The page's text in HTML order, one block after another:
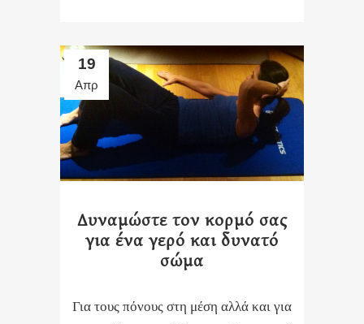
19
Απρ
Δυναμώστε τον κορμό σας
για ένα γερό και δυνατό
σώμα
Για τους πόνους στη μέση αλλά και για